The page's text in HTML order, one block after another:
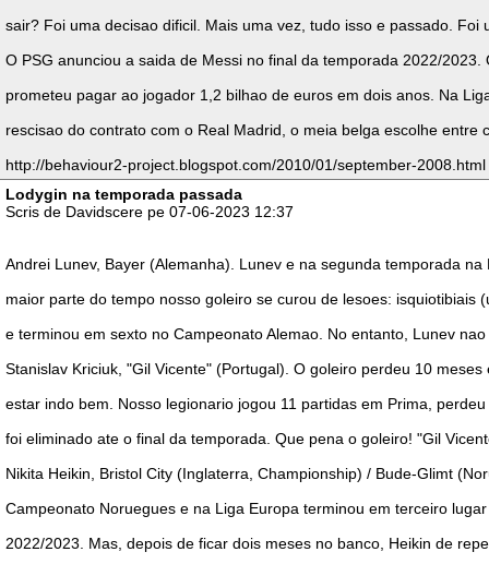
sair? Foi uma decisao dificil. Mais uma vez, tudo isso e passado.
O PSG anunciou a saida de Messi no final da temporada 2022/
prometeu pagar ao jogador 1,2 bilhao de euros em dois anos. Na
rescisao do contrato com o Real Madrid, o meia belga escolhe
http://behaviour2-project.blogspot.com/2010/01/september-2008.html
Lodygin na temporada passada
Scris de Davidscere pe 07-06-2023 12:37
Andrei Lunev, Bayer (Alemanha). Lunev e na segunda temporada
maior parte do tempo nosso goleiro se curou de lesoes:
e terminou em sexto no Campeonato Alemao. No entanto, Lunev
Stanislav Kriciuk, "Gil Vicente" (Portugal). O goleiro perdeu 10
estar indo bem. Nosso legionario jogou 11 partidas em Prima,
foi eliminado ate o final da temporada. Que pena o goleiro! "Gil
Nikita Heikin, Bristol City (Inglaterra, Championship) / Bude-Glimt
Campeonato Noruegues e na Liga Europa terminou em terceiro
2022/2023. Mas, depois de ficar dois meses no banco, Heikin de